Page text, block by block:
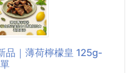
是覺得擦不乾淨嗎❓
品｜薄荷檸檬皇 125g-